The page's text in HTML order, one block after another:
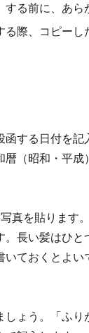
る前に、あら
際、コピーし
する日付を
（昭和・平成
真を貼ります
。長い髪はひ
ておくとよい
しょう。「ふ